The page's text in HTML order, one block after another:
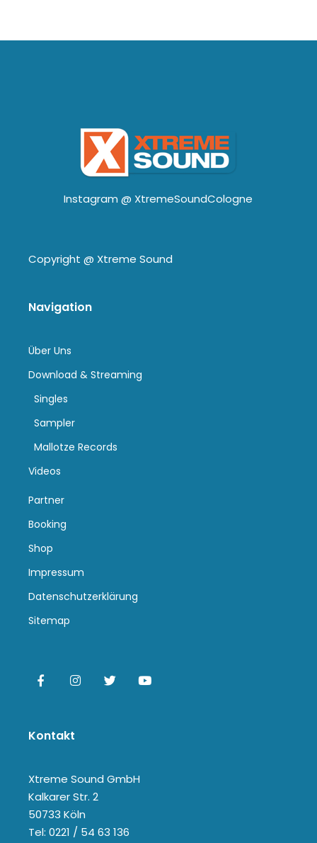
Instagram @ XtremeSoundCologne
Copyright @ Xtreme Sound
Navigation
Über Uns
Download & Streaming
Singles
Sampler
Mallotze Records
Videos
Partner
Booking
Shop
Impressum
Datenschutzerklärung
Sitemap
Kontakt
Xtreme Sound GmbH
Kalkarer Str. 2
50733 Köln
Tel: 0221 / 54 63 136